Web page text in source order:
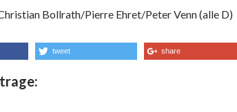
Bollrath/Pierre Ehret/Peter Venn (alle D)
tweet share